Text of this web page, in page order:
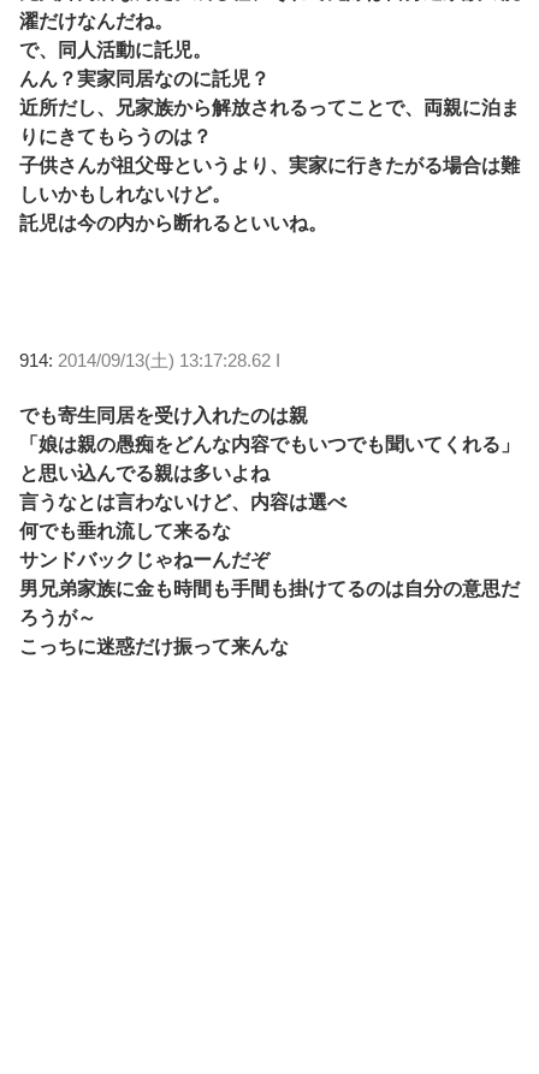
濯だけなんだね。
で、同人活動に託児。
んん？実家同居なのに託児？
近所だし、兄家族から解放されるってことで、両親に泊ま
りにきてもらうのは？
子供さんが祖父母というより、実家に行きたがる場合は難
しいかもしれないけど。
託児は今の内から断れるといいね。
914: 2014/09/13(土) 13:17:28.62 I
でも寄生同居を受け入れたのは親
「娘は親の愚痴をどんな内容でもいつでも聞いてくれる」
と思い込んでる親は多いよね
言うなとは言わないけど、内容は選べ
何でも垂れ流して来るな
サンドバックじゃねーんだぞ
男兄弟家族に金も時間も手間も掛けてるのは自分の意思だ
ろうが～
こっちに迷惑だけ振って来んな